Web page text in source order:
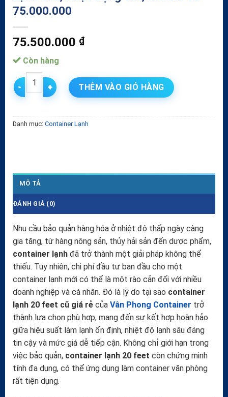
75.000.000
75.500.000 ₫
Còn hàng
Container Lạnh 20 Feet Cũ Giá Rẻ - Lạnh Sâu, Hoạt Động
THÊM VÀO GIỎ HÀNG
Danh mục: Container Lạnh
MÔ TẢ
ĐÁNH GIÁ (0)
Nhu cầu bảo quản hàng hóa ở nhiệt độ thấp ngày càng
gia tăng, từ hàng nông sản, thủy hải sản đến dược phẩm,
container lạnh đã trở thành một giải pháp không thể
thiếu. Tuy nhiên, chi phí đầu tư ban đầu cho một
container lạnh mới có thể là một rào cản đối với nhiều
doanh nghiệp và cá nhân. Đó là lý do tại sao container
lạnh 20 feet cũ giá rẻ của Vân Phong Container trở
thành lựa chọn phù hợp, mang đến sự kết hợp hoàn hảo
giữa hiệu suất làm lạnh ổn định, nhiệt độ lạnh sâu đáng
tin cậy và mức giá dễ tiếp cận. Không chỉ giới hạn trong
việc bảo quản, container lạnh 20 feet còn chứng minh
tính đa dụng, có thể ứng dụng làm container văn phòng
rất tiện dụng.